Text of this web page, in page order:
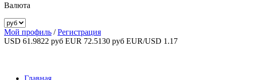
Валюта
Мой профиль /Регистрация
USD 61.9822 руб EUR 72.5130 руб EUR/USD 1.17
Главная